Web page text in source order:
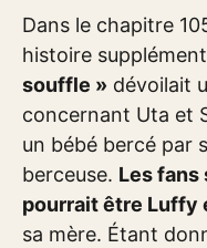
Dans le chapitre
histoire
souffle » dévoilait
concernant Uta et
un bébé bercé par
berceuse. Les fans
pourrait être Luffy
sa mère. Étant